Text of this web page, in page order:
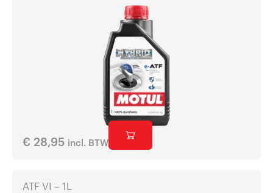
€ 28,95 incl. BTW
ATF VI – 1L